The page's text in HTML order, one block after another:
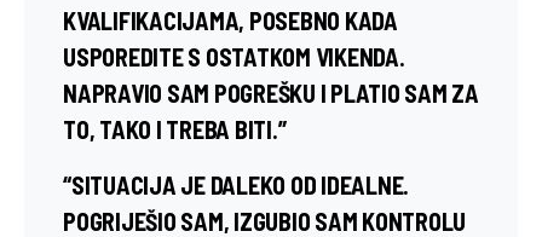
KVALIFIKACIJAMA, POSEBNO KADA
USPOREDITE S OSTATKOM VIKENDA.
NAPRAVIO SAM POGREŠKU I PLATIO SAM ZA
TO, TAKO I TREBA BITI.”
“SITUACIJA JE DALEKO OD IDEALNE.
POGRIJEŠIO SAM, IZGUBIO SAM KONTROLU